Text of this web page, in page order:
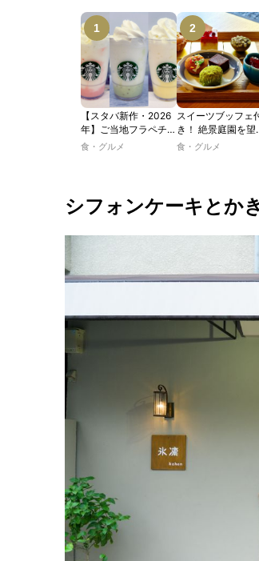
【スタバ新作・2026
年】ご当地フラペチー
ノが新登場！ 地域と
PROGRAM」が青
森・群馬・沖縄で始
食レポート
食・グルメ
スイーツブッフェ
き！ 絶景庭園を望
ホテルレストラン
食・グルメ
シフォンケーキとか